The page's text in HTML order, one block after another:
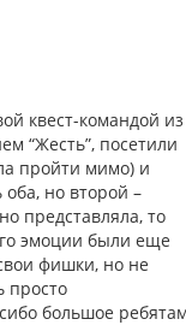
квест-командой из
“Жесть”, посетили
пройти мимо) и
но второй –
представляла, то
эмоции были еще
фишки, но не
просто
большое